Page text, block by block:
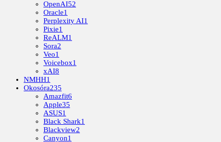
OpenAI52
Oracle1
Perplexity AI1
Pixie1
ReALM1
Sora2
Veo1
Voicebox1
xAI8
NMHH1
Okosóra235
Amazfit6
Apple35
ASUS1
Black Shark1
Blackview2
Canyon1